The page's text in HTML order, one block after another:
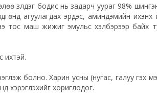
үзүүлдэг бодис нь задарч уураг 98%
агуулагдах эрдэс, аминдэмийн ихэнх
тос маш жижиг эмульс хэлбэрээр байх
ихтэй.
болно. Харин усны (нугас, галуу гэх
хэрэглэхийг хориглодог.